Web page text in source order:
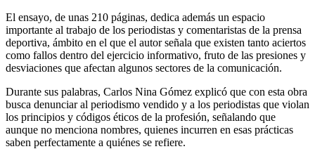
El ensayo, de unas 210 páginas, dedica además un espacio
importante al trabajo de los periodistas y comentaristas de la prensa
deportiva, ámbito en el que el autor señala que existen tanto aciertos
como fallos dentro del ejercicio informativo, fruto de las presiones y
desviaciones que afectan algunos sectores de la comunicación.
Durante sus palabras, Carlos Nina Gómez explicó que con esta obra
busca denunciar al periodismo vendido y a los periodistas que violan
los principios y códigos éticos de la profesión, señalando que
aunque no menciona nombres, quienes incurren en esas prácticas
saben perfectamente a quiénes se refiere.